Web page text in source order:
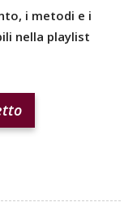
i metodi e i
nella playlist